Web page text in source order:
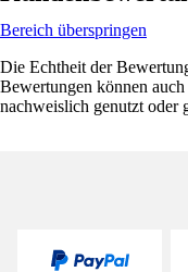
Bereich überspringen
Die Echtheit der
Bewertungen können
nachweislich genutzt oder